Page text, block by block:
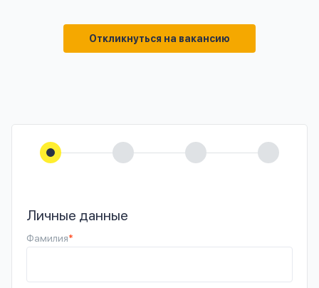
Откликнуться на вакансию
Личные данные
Фамилия*